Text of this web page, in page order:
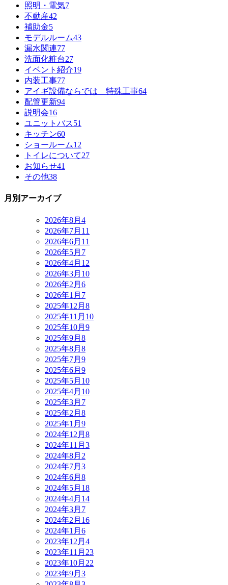
照明・電気7
不動産42
補助金5
モデルルーム43
漏水関連77
洗面化粧台27
イベント紹介19
内装工事77
アイギ設備ならでは 特殊工事64
配管更新94
説明会16
ユニットバス51
キッチン60
ショールーム12
トイレについて27
お知らせ41
その他38
月別アーカイブ
2026年8月 4
2026年7月 11
2026年6月 11
2026年5月 7
2026年4月 12
2026年3月 10
2026年2月 6
2026年1月 7
2025年12月 8
2025年11月 10
2025年10月 9
2025年9月 8
2025年8月 8
2025年7月 9
2025年6月 9
2025年5月 10
2025年4月 10
2025年3月 7
2025年2月 8
2025年1月 9
2024年12月 8
2024年11月 3
2024年8月 2
2024年7月 3
2024年6月 8
2024年5月 18
2024年4月 14
2024年3月 7
2024年2月 16
2024年1月 6
2023年12月 4
2023年11月 23
2023年10月 22
2023年9月 3